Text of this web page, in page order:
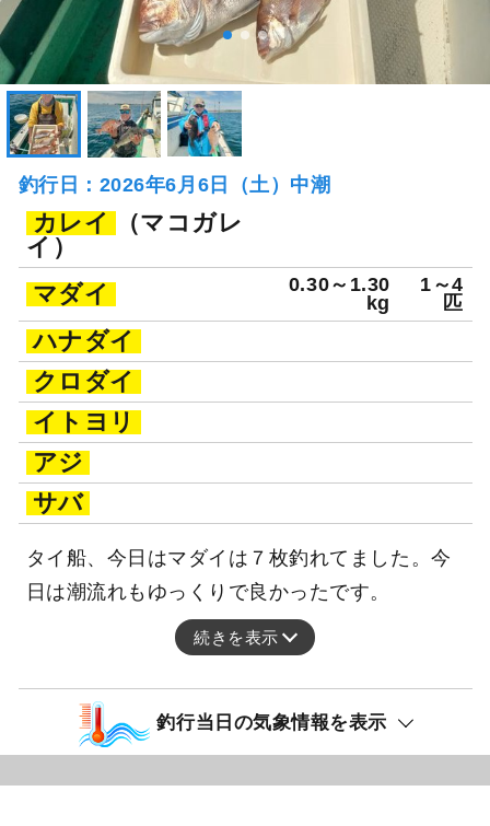
釣行日：2026年6月6日（土）中潮
カレイ
（マコガレ
イ）
マダイ
0.30～1.30
kg
1～4
匹
ハナダイ
クロダイ
イトヨリ
アジ
サバ
タイ船、今日はマダイは７枚釣れてました。今
日は潮流れもゆっくりで良かったです。
続きを表示
釣行当日の気象情報を表示